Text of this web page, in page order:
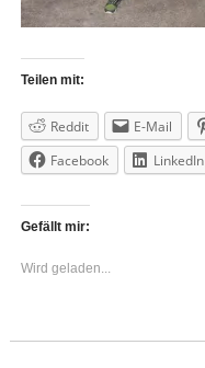
Teilen mit:
Reddit E-Mail
Facebook
LinkedIn
Gefällt mir:
Wird geladen...